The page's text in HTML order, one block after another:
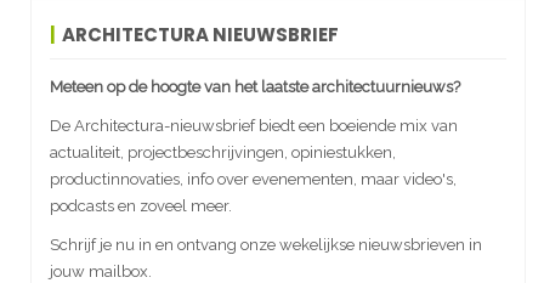
ARCHITECTURA NIEUWSBRIEF
Meteen op de hoogte van het laatste architectuurnieuws?
De Architectura-nieuwsbrief biedt een boeiende mix van
actualiteit, projectbeschrijvingen, opiniestukken,
productinnovaties, info over evenementen, maar video's,
podcasts en zoveel meer.
Schrijf je nu in en ontvang onze wekelijkse nieuwsbrieven in
jouw mailbox.